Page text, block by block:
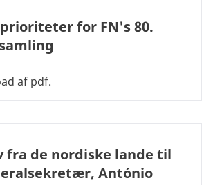
for FN's 80.
af pdf.
fra de nordiske lande til
António